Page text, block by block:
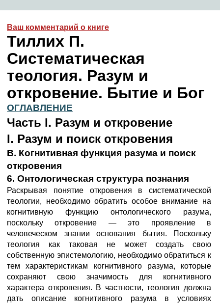
Ваш комментарий о книге
Тиллих П.
Систематическая
теология. Разум и
откровение. Бытие и Бог
ОГЛАВЛЕНИЕ
Часть I. Разум и откровение
I. Разум и поиск откровения
В. Когнитивная функция разума и поиск
откровения
6. Онтологическая структура познания
Раскрывая понятие откровения в систематической
теологии, необходимо обратить особое внимание на
когнитивную функцию онтологического разума,
поскольку откровение — это проявление в
человеческом знании основания бытия. Поскольку
теология как таковая не может создать свою
собственную эпистемологию, необходимо обратиться к
тем характеристикам когнитивного разума, которые
сохраняют свою значимость для когнитивного
характера откровения. В частности, теология должна
дать описание когнитивного разума в условиях